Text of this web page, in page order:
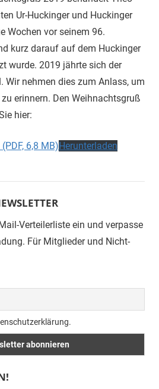
Ur-Huckinger und Huckinger
Wochen vor seinem 96.
kurz darauf auf dem Huckinger
wurde. 2019 jährte sich der
Wir nehmen dies zum Anlass, um
erinnern. Den Weihnachtsgruß
hier:
6,8 MB) Herunterladen
Verteilerliste ein und verpasse
Für Mitglieder und Nicht-